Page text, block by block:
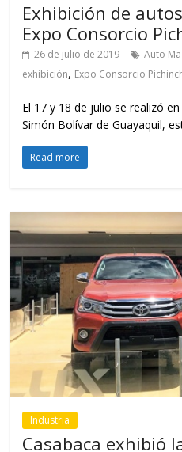
Exhibición de
Expo Consorcio
26 de julio de 2019 Auto
exhibición, Expo Consorcio
El 17 y 18 de julio se realizó
Simón Bolívar de Guayaquil,
Read more
Industria
Casabaca exhibió